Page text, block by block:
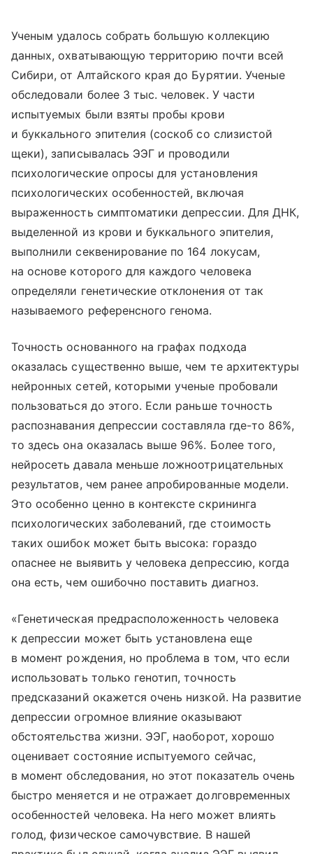
Ученым удалось собрать большую коллекцию
данных, охватывающую территорию почти всей
Сибири, от Алтайского края до Бурятии. Ученые
обследовали более 3 тыс. человек. У части
испытуемых были взяты пробы крови
и буккального эпителия (соскоб со слизистой
щеки), записывалась ЭЭГ и проводили
психологические опросы для установления
психологических особенностей, включая
выраженность симптоматики депрессии. Для ДНК,
выделенной из крови и буккального эпителия,
выполнили секвенирование по 164 локусам,
на основе которого для каждого человека
определяли генетические отклонения от так
называемого референсного генома.
Точность основанного на графах подхода
оказалась существенно выше, чем те архитектуры
нейронных сетей, которыми ученые пробовали
пользоваться до этого. Если раньше точность
распознавания депрессии составляла где-то 86%,
то здесь она оказалась выше 96%. Более того,
нейросеть давала меньше ложноотрицательных
результатов, чем ранее апробированные модели.
Это особенно ценно в контексте скрининга
психологических заболеваний, где стоимость
таких ошибок может быть высока: гораздо
опаснее не выявить у человека депрессию, когда
она есть, чем ошибочно поставить диагноз.
«Генетическая предрасположенность человека
к депрессии может быть установлена еще
в момент рождения, но проблема в том, что если
использовать только генотип, точность
предсказаний окажется очень низкой. На развитие
депрессии огромное влияние оказывают
обстоятельства жизни. ЭЭГ, наоборот, хорошо
оценивает состояние испытуемого сейчас,
в момент обследования, но этот показатель очень
быстро меняется и не отражает долговременных
особенностей человека. На него может влиять
голод, физическое самочувствие. В нашей